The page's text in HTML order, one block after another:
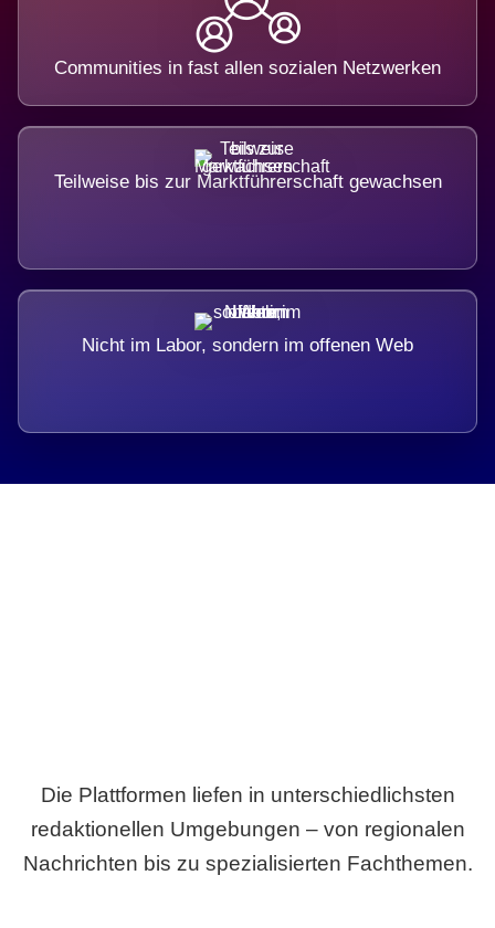
Communities in fast allen sozialen Netzwerken
Teilweise bis zur Marktführerschaft gewachsen
Nicht im Labor, sondern im offenen Web
Die Plattformen liefen in unterschiedlichsten
redaktionellen Umgebungen – von regionalen
Nachrichten bis zu spezialisierten Fachthemen.